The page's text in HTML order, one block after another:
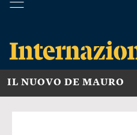
IL NUOVO DE MAURO